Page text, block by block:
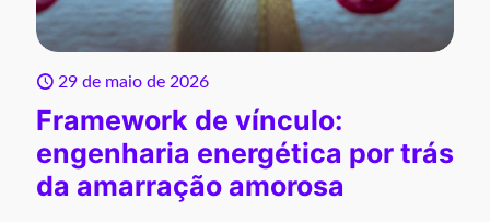
29 de maio de 2026
Framework de vínculo:
engenharia energética por trás
da amarração amorosa